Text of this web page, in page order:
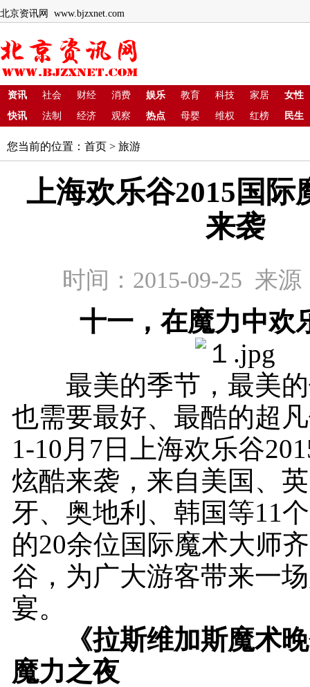
北京资讯网 www.bjzxnet.com
资讯 社会 财经 消费 娱乐 教育 科技 家居
女性
快讯
法制 经济 观察 热点 母婴 维权 红榜 民生
您当前的位置： 首页 > 旅游
上海欢乐谷2015国际
来袭
时间：2015-09-25 来
十一，在魔力中欢
最美的季节，最美的
也需要最好、最酷的超
1-10月7日上海欢乐谷
炫酷来袭，来自美国、
牙、奥地利、韩国等11
的20余位国际魔术大师
谷，为广大游客带来一
宴。
《拉斯维加斯魔术
魔力之夜